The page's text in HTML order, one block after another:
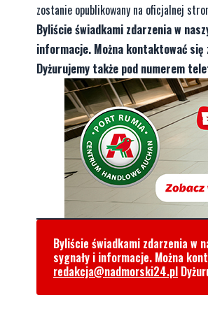
zostanie opublikowany na oficjalnej
Byliście świadkami zdarzenia w
informacje. Można kontaktować
Dyżurujemy także pod numerem
Byliście świadkami zdarzenia w
sygnały i informacje. Można
redakcja@nadmorski24.pl